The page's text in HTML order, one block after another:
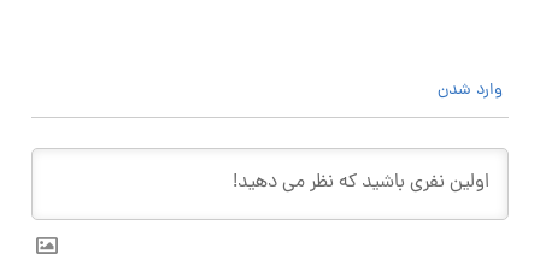
وارد شدن